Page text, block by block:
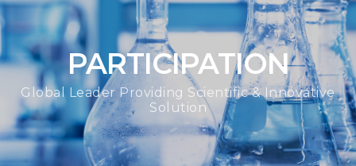
PARTICIPATION
Global Leader Providing Scientific & Innovative
Solution